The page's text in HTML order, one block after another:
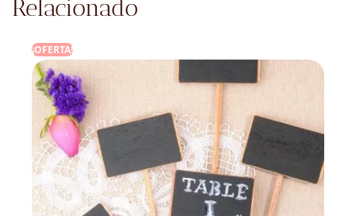
Relacionado
¡OFERTA!